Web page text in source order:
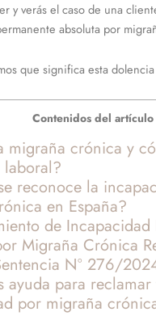
y verás el caso de una
absoluta por
que significa esta
Contenidos del artículo
migraña crónica y
reconoce la
en España?
de Incapacidad
Migraña Crónica
Nº 276/
ayuda para reclamar
por migraña